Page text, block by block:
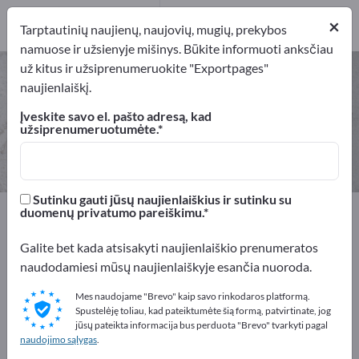
Keramika – raskite gamintojus ir
tiekėjus
Eksportuotojai Gamintojai
9
Gamintojai
Exportpages Žaliavos Keramika
Reklamuokitės nemokamai
Exportpages!
Poreikiai – Pasiūlymai – Naudotos prekės – Verslo
kontaktai >> pradėkite čia
×
Tarptautinių naujienų, naujovių, mugių, prekybos
namuose ir užsienyje mišinys. Būkite informuoti anksčiau
už kitus ir užsiprenumeruokite "Exportpages"
naujienlaiškį.
Įveskite savo el. pašto adresą, kad
užsiprenumeruotumėte.
Sutinku gauti jūsų naujienlaiškius ir sutinku su
duomenų privatumo pareiškimu.
Galite bet kada atsisakyti naujienlaiškio prenumeratos
naudodamiesi mūsų naujienlaiškyje esančia nuoroda.
Mes naudojame "Brevo" kaip savo rinkodaros platformą.
Spustelėję toliau, kad pateiktumėte šią formą, patvirtinate, jog
jūsų pateikta informacija bus perduota "Brevo" tvarkyti pagal
naudojimo sąlygas.